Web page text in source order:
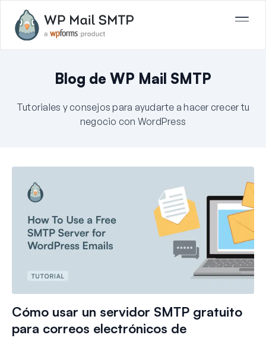
Blog de WP Mail SMTP
Tutoriales y consejos para ayudarte a hacer crecer tu
negocio con WordPress
Cómo usar un servidor SMTP gratuito
para correos electrónicos de